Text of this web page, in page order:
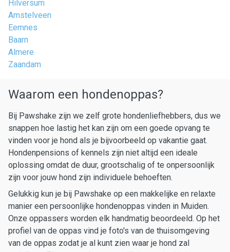
Hilversum
Amstelveen
Eemnes
Baarn
Almere
Zaandam
Waarom een hondenoppas?
Bij Pawshake zijn we zelf grote hondenliefhebbers, dus we
snappen hoe lastig het kan zijn om een goede opvang te
vinden voor je hond als je bijvoorbeeld op vakantie gaat.
Hondenpensions of kennels zijn niet altijd een ideale
oplossing omdat de duur, grootschalig of te onpersoonlijk
zijn voor jouw hond zijn individuele behoeften.
Gelukkig kun je bij Pawshake op een makkelijke en relaxte
manier een persoonlijke hondenoppas vinden in Muiden.
Onze oppassers worden elk handmatig beoordeeld. Op het
profiel van de oppas vind je foto's van de thuisomgeving
van de oppas zodat je al kunt zien waar je hond zal